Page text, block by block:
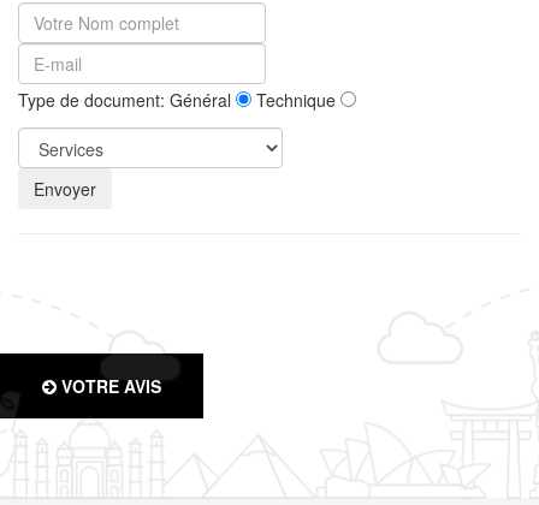
Type de document: Général Technique
VOTRE AVIS